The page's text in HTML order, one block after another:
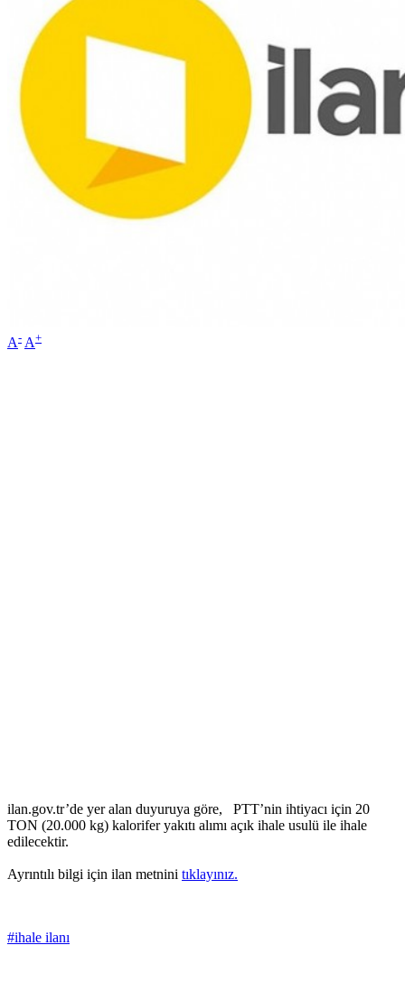
A- A+
ilan.gov.tr’de yer alan duyuruya göre, PTT’nin ihtiyacı için 20
TON (20.000 kg) kalorifer yakıtı alımı açık ihale usulü ile ihale
edilecektir.
Ayrıntılı bilgi için ilan metnini tıklayınız.
#ihale ilanı